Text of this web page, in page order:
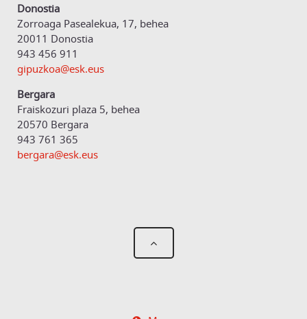
Donostia
Zorroaga Pasealekua, 17, behea
20011 Donostia
943 456 911
gipuzkoa@esk.eus
Bergara
Fraiskozuri plaza 5, behea
20570 Bergara
943 761 365
bergara@esk.eus